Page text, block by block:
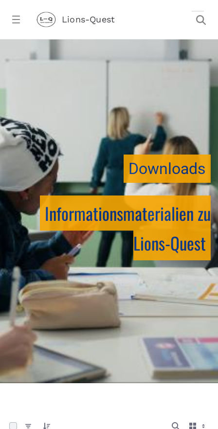
Lions-Quest
Downloads
Informationsmaterialien zu
Lions-Quest
0 von 13 Elemente ausgewählt